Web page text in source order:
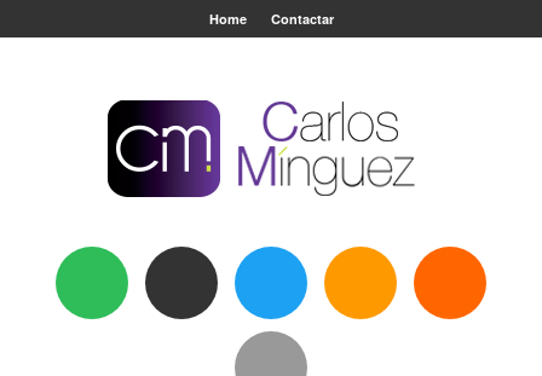
Home Contactar